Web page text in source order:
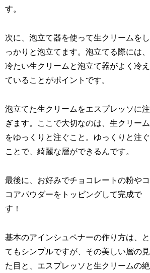
す。
次に、泡立て器を使って生クリームをし
っかりと泡立てます。泡立てる際には、
冷たい生クリームと泡立て器がよく冷え
ていることがポイントです。
泡立てた生クリームをエスプレッソに注
ぎます。ここで大切なのは、生クリーム
をゆっくりと注ぐこと。ゆっくりと注ぐ
ことで、綺麗な層ができるんです。
最後に、お好みでチョコレートの粉やコ
コアパウダーをトッピングして完成で
す！
基本のアインシュペナーの作り方は、と
てもシンプルですが、その美しい層の見
た目と、エスプレッソと生クリームの絶